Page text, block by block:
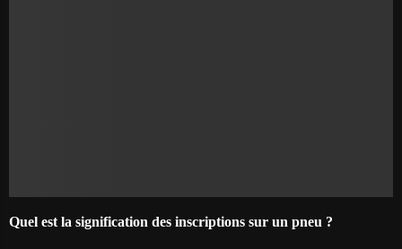
Quel est la signification des inscriptions sur un pneu ?